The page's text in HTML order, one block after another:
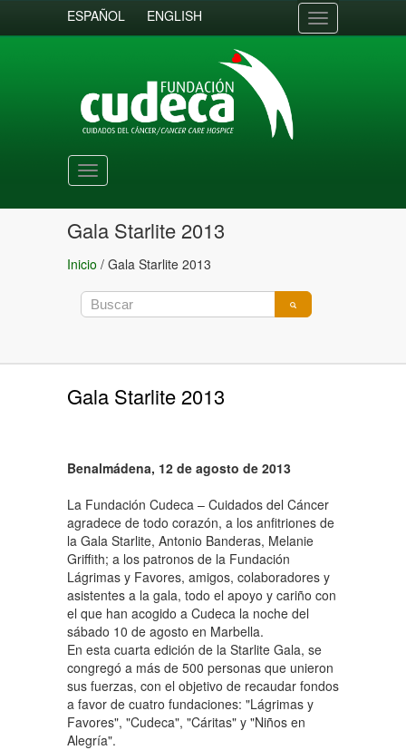
ESPAÑOL ENGLISH
Toggle
navigation
Toggle
navigation
Gala Starlite 2013
Inicio / Gala Starlite 2013
Gala Starlite 2013
Benalmádena, 12 de agosto de 2013
La Fundación Cudeca – Cuidados del Cáncer
agradece de todo corazón, a los anfitriones de
la Gala Starlite, Antonio Banderas, Melanie
Griffith; a los patronos de la Fundación
Lágrimas y Favores, amigos, colaboradores y
asistentes a la gala, todo el apoyo y cariño con
el que han acogido a Cudeca la noche del
sábado 10 de agosto en Marbella.
En esta cuarta edición de la Starlite Gala, se
congregó a más de 500 personas que unieron
sus fuerzas, con el objetivo de recaudar fondos
a favor de cuatro fundaciones: "Lágrimas y
Favores", "Cudeca", "Cáritas" y "Niños en
Alegría".